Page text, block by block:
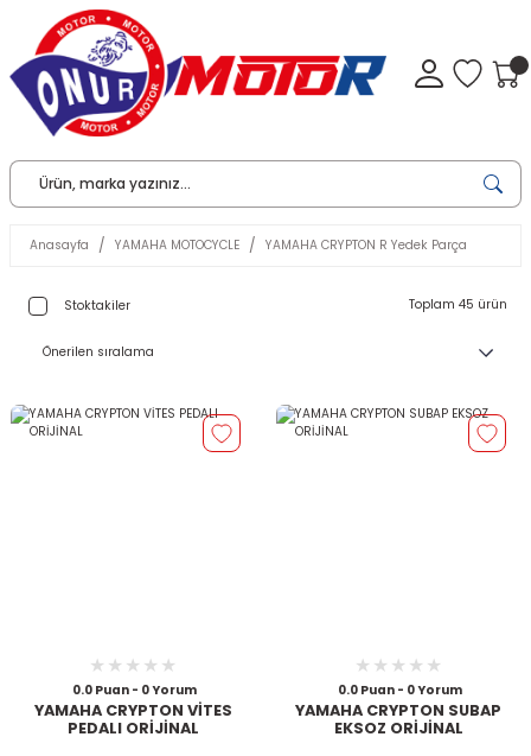
Anasayfa YAMAHA MOTOCYCLE YAMAHA CRYPTON R Yedek Parça
Stoktakiler Toplam 45 ürün
0.0 Puan - 0 Yorum
YAMAHA CRYPTON VİTES
PEDALI ORİJİNAL
0.0 Puan - 0 Yorum
YAMAHA CRYPTON SUBAP
EKSOZ ORİJİNAL